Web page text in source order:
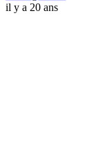
il y a 20 ans